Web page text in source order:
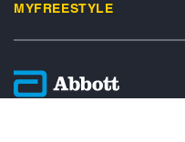
MYFREESTYLE